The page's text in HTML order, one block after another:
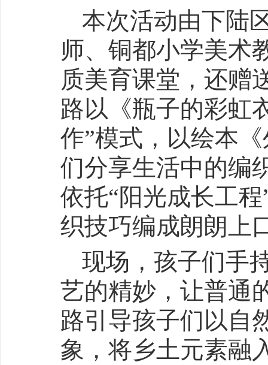
本次活动由下陆
师、铜都小学美术
质美育课堂，还赠
路以《瓶子的彩虹
作”模式，以绘本
们分享生活中的编
依托“阳光成长工
织技巧编成朗朗上
现场，孩子们手
艺的精妙，让普通
路引导孩子们以自
象，将乡土元素融